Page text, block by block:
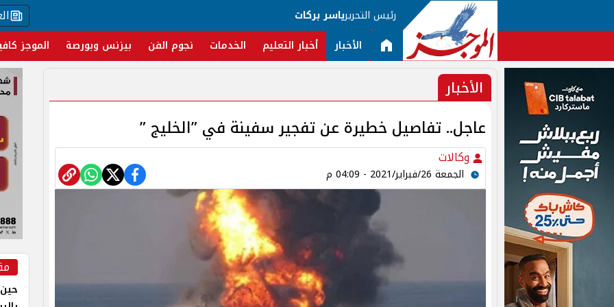
رئيس التحريرياسر بركات
الأخبار أخبار التعليم الخدمات نجوم الفن بيزنس وبورصة الموجز
الأخبار
عاجل.. تفاصيل خطيرة عن تفجير سفينة في ”الخليج ”
وكالات
الجمعة 26/فبراير/2021 - 04:09 م